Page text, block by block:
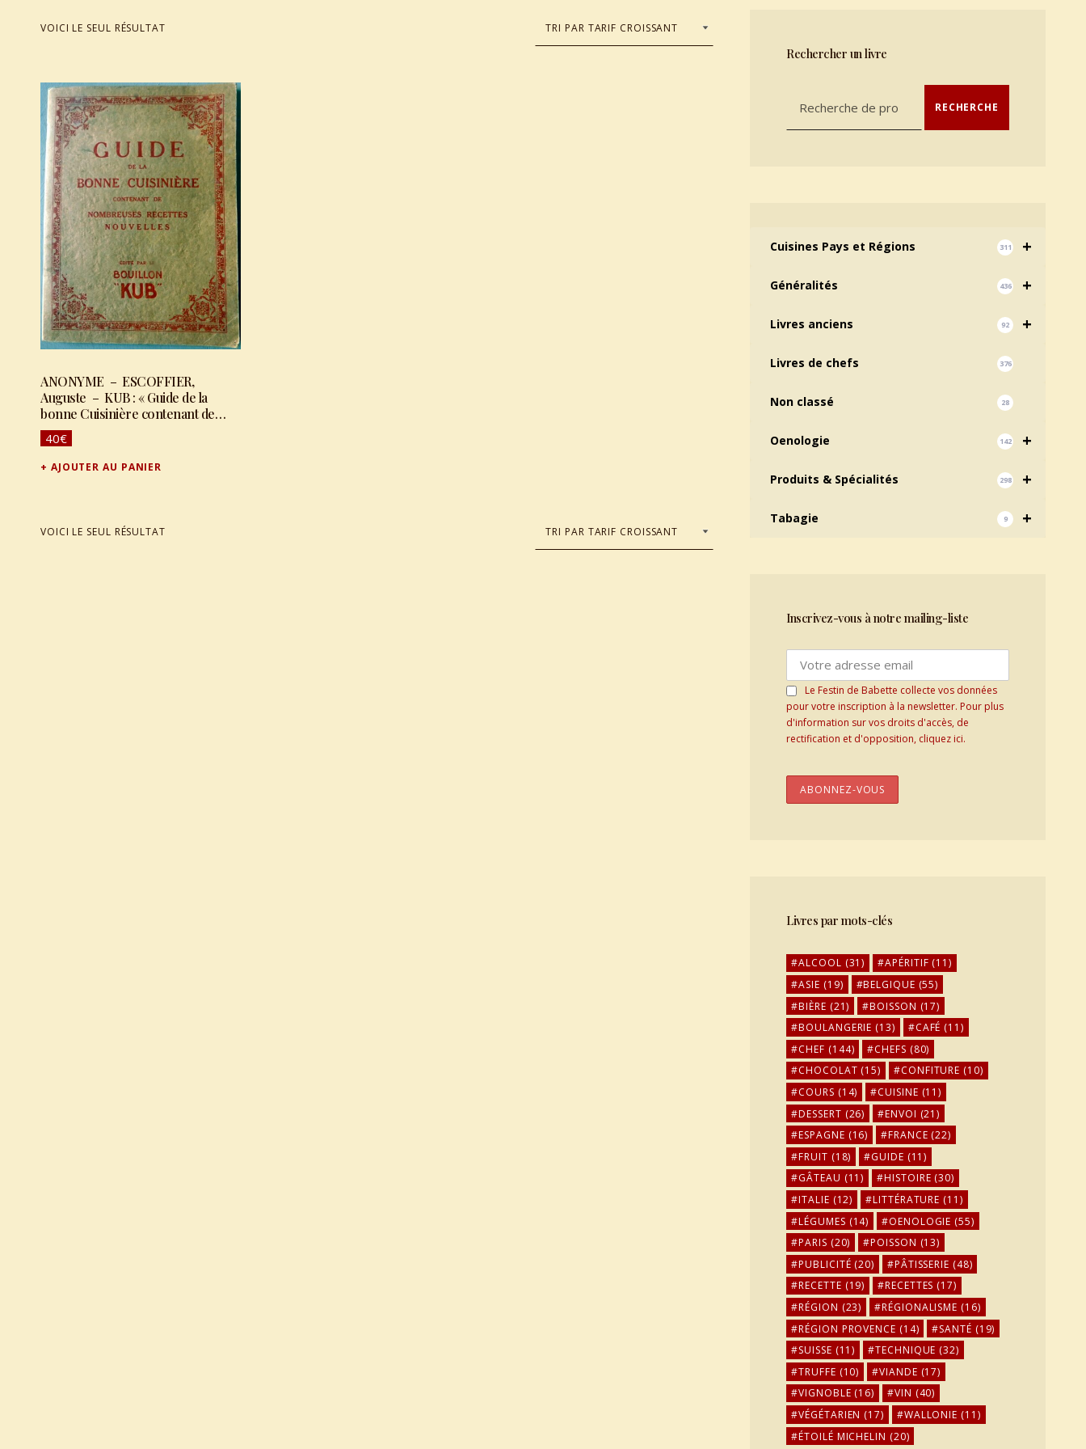
VOICI LE SEUL RÉSULTAT
List of products
ANONYME – ESCOFFIER,
Auguste – KUB : « Guide de la
bonne Cuisinière contenant de
nombreuses recettes nouvelles.
Bouillon KUB »
40€
AJOUTER AU PANIER
VOICI LE SEUL RÉSULTAT
Rechercher un livre
Recherche pour : RECHERCHE
+
Cuisines Pays et Régions 311
+
Généralités 436
+
Livres anciens 92
Livres de chefs 376
Non classé 28
+
Oenologie 142
+
Produits & Spécialités 298
+
Tabagie 9
Inscrivez-vous à notre mailing-liste
Le Festin de Babette collecte vos données
pour votre inscription à la newsletter. Pour plus
d'information sur vos droits d'accès, de
rectification et d'opposition, cliquez ici.
Livres par mots-clés
ALCOOL (31) APÉRITIF (11)
ASIE (19) BELGIQUE (55)
BIÈRE (21) BOISSON (17)
BOULANGERIE (13) CAFÉ (11)
CHEF (144) CHEFS (80)
CHOCOLAT (15) CONFITURE (10)
COURS (14) CUISINE (11)
DESSERT (26) ENVOI (21)
ESPAGNE (16) FRANCE (22)
FRUIT (18) GUIDE (11)
GÂTEAU (11) HISTOIRE (30)
ITALIE (12) LITTÉRATURE (11)
LÉGUMES (14) OENOLOGIE (55)
PARIS (20) POISSON (13)
PUBLICITÉ (20) PÂTISSERIE (48)
RECETTE (19) RECETTES (17)
RÉGION (23) RÉGIONALISME (16)
RÉGION PROVENCE (14) SANTÉ (19)
SUISSE (11) TECHNIQUE (32)
TRUFFE (10) VIANDE (17)
VIGNOBLE (16) VIN (40)
VÉGÉTARIEN (17) WALLONIE (11)
ÉTOILÉ MICHELIN (20)